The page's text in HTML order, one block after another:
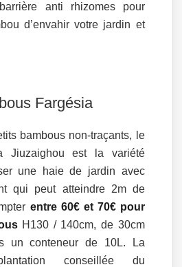
anti rhizomes pour
d’envahir votre jardin et
Fargésia
bambous non-traçants, le
Jiuzaighou est la variété
une haie de jardin avec
qui peut atteindre 2m de
entre 60€ et 70€ pour
H130 / 140cm, de 30cm
un conteneur de 10L. La
conseillée du